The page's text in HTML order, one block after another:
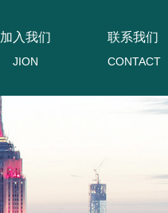
加入我们
JION
联系我们
CONTACT